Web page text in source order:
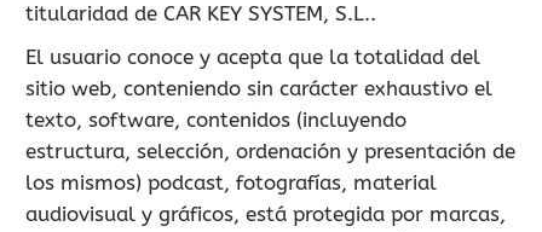
titularidad de CAR KEY SYSTEM, S.L..
El usuario conoce y acepta que la totalidad del
sitio web, conteniendo sin carácter exhaustivo el
texto, software, contenidos (incluyendo
estructura, selección, ordenación y presentación de
los mismos) podcast, fotografías, material
audiovisual y gráficos, está protegida por marcas,